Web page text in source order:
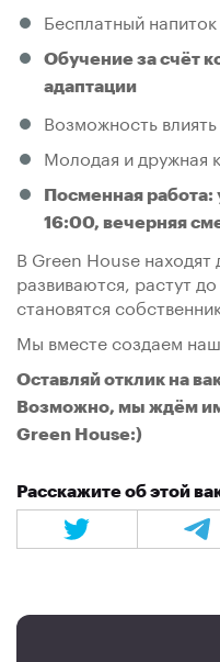
Бесплатный
Обучение за счёт
адаптации
Возможность
Молодая и дружная
Посменная работа:
16:00, вечерняя
В Grееn Ноusе находят
развиваются, растут
становятся
Мы вместе создаем
Оставляй отклик на
Возможно, мы ждём
Grееn Ноusе:)
Расскажите об этой